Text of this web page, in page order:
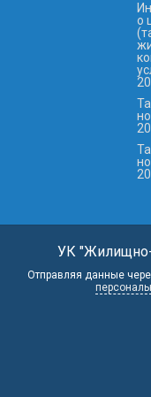
о
УК
Отправляя данные